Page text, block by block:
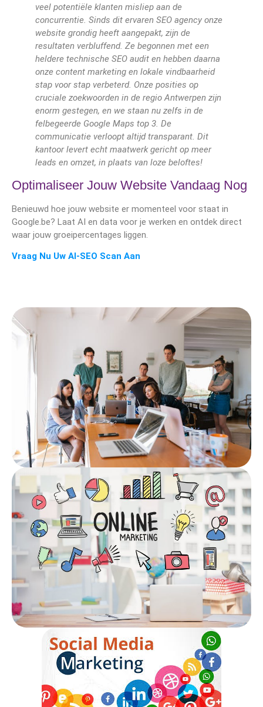
veel potentiële klanten misliep aan de
concurrentie. Sinds dit ervaren SEO agency onze
website grondig heeft aangepakt, zijn de
resultaten verbluffend. Ze begonnen met een
heldere technische SEO audit en hebben daarna
onze content marketing en lokale vindbaarheid
stap voor stap verbeterd. Onze posities op
cruciale zoekwoorden in de regio Antwerpen zijn
enorm gestegen, en we staan nu zelfs in de
felbegeerde Google Maps top 3. De
communicatie verloopt altijd transparant. Dit
kantoor levert echt maatwerk gericht op meer
leads en omzet, in plaats van loze beloftes!
Optimaliseer Jouw Website Vandaag Nog
Benieuwd hoe jouw website er momenteel voor staat in
Google.be? Laat AI en data voor je werken en ontdek direct
waar jouw groeipercentages liggen.
Vraag Nu Uw AI-SEO Scan Aan